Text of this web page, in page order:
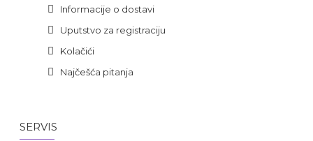
Informacije o dostavi
Uputstvo za registraciju
Kolačići
Najčešća pitanja
SERVIS